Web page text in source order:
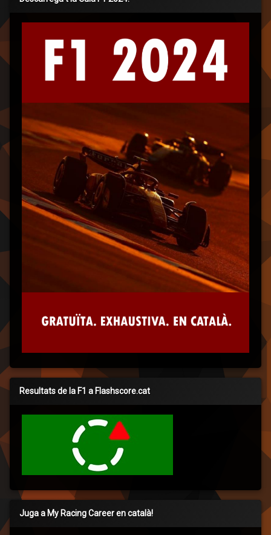
Resultats de la F1 a Flashscore.cat
Juga a My Racing Career en català!